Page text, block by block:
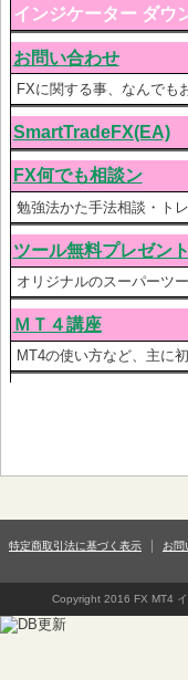
インジケーター ダ
お問い合わせ
FXに関する事、なんでも
SmartTradeFX(EA)
FX何でも相談ン
勉強法かた手法相談・ト
ツール無料プレゼント
オリジナルのスーパーツ
ＭＴ４講座
MT4の使い方など、主に
特定商取引法に基づく表示 お問
Copyright 2016 FX MT4